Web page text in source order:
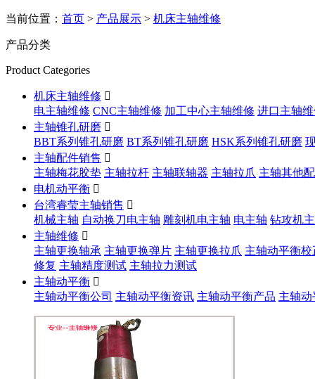
当前位置： 首页 > 产品展示 > 机床主轴维修
产品分类
Product Categories
机床主轴维修 
电主轴维修 CNC主轴维修 加工中心主轴维修 进口主轴
主轴锥孔研磨 
BBT系列锥孔研磨 BT系列锥孔研磨 HSK系列锥孔研磨
主轴配件销售 
主轴梅花胶垫 主轴拉杆 主轴联轴器 主轴拉爪 主轴其他
电机动平衡 
台湾睿莹主轴销售 
机械主轴 自动换刀电主轴 雕刻机电主轴 电主轴 钻攻机
主轴维修 
主轴更换轴承 主轴更换弹片 主轴更换拉爪 主轴动平衡校
修复 主轴精度测试 主轴拉力测试
主轴动平衡 
主轴动平衡公司 主轴动平衡资讯 主轴动平衡产品 主轴